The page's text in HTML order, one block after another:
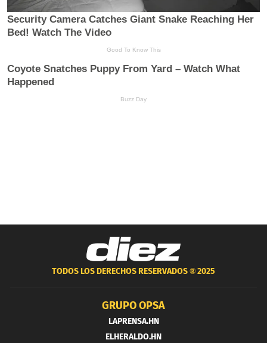
TODOS LOS DERECHOS RESERVADOS ®2025
GRUPO OPSA
LAPRENSA.HN
ELHERALDO.HN